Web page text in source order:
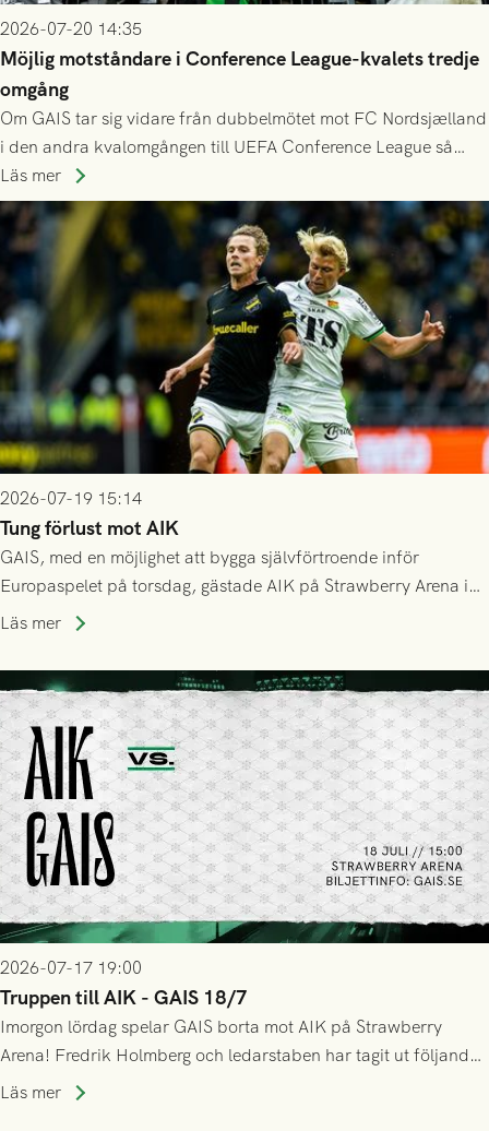
2026-07-20 14:35
Möjlig motståndare i Conference League-kvalets tredje
omgång
Om GAIS tar sig vidare från dubbelmötet mot FC Nordsjælland
i den andra kvalomgången till UEFA Conference League så
spelas den tredje kvalomgången kort därpå. Motståndare blir
då vinnaren i mötet mellan isländska Valur och HŠK Zrinjski
Mostar från Bosnien och Hercegovina.
Läs mer
2026-07-19 15:14
Tung förlust mot AIK
GAIS, med en möjlighet att bygga självförtroende inför
Europaspelet på torsdag, gästade AIK på Strawberry Arena i
Stockholm . Men trots konstant hotande i första halvlek av
lyckades få in 2-0.
Läs mer
2026-07-17 19:00
Truppen till AIK - GAIS 18/7
Imorgon lördag spelar GAIS borta mot AIK på Strawberry
Arena! Fredrik Holmberg och ledarstaben har tagit ut följande
trupp till matchen:
Läs mer